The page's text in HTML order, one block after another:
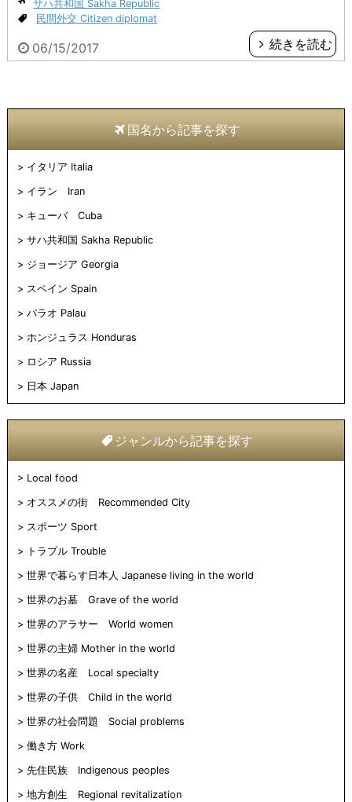
サハ共和国 Sakha Republic
民間外交 Citizen diplomat
06/15/2017 続きを読む
国名から記事を探す
イタリア Italia
イラン Iran
キューバ Cuba
サハ共和国 Sakha Republic
ジョージア Georgia
スペイン Spain
パラオ Palau
ホンジュラス Honduras
ロシア Russia
日本 Japan
ジャンルから記事を探す
Local food
オススメの街 Recommended City
スポーツ Sport
トラブル Trouble
世界で暮らす日本人 Japanese living in the world
世界のお墓 Grave of the world
世界のアラサー World women
世界の主婦 Mother in the world
世界の名産 Local specialty
世界の子供 Child in the world
世界の社会問題 Social problems
働き方 Work
先住民族 Indigenous peoples
地方創生 Regional revitalization